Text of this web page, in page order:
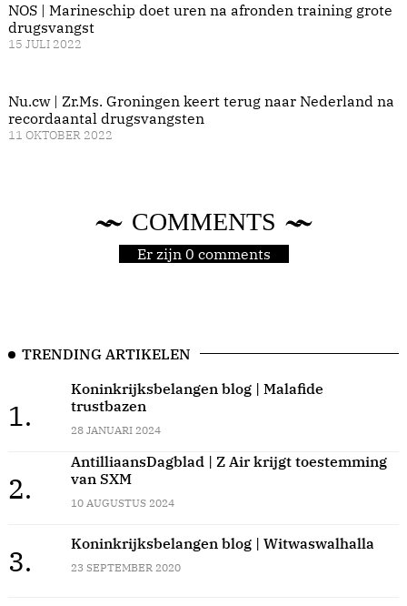
NOS | Marineschip doet uren na afronden training grote
drugsvangst
15 JULI 2022
Nu.cw | Zr.Ms. Groningen keert terug naar Nederland na
recordaantal drugsvangsten
11 OKTOBER 2022
COMMENTS
Er zijn 0 comments
TRENDING ARTIKELEN
1.
Koninkrijksbelangen blog | Malafide
trustbazen
28 JANUARI 2024
2.
AntilliaansDagblad | Z Air krijgt toestemming
van SXM
10 AUGUSTUS 2024
3.
Koninkrijksbelangen blog | Witwaswalhalla
23 SEPTEMBER 2020